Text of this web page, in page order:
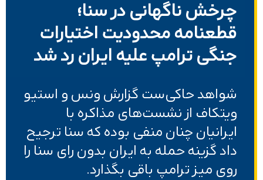
چرخش ناگهانی در سنا؛
قطعنامه محدودیت اختیارات
جنگی ترامپ علیه ایران رد شد
شواهد حاکی‌ست گزارش ونس و استیو
ویتکاف از نشست‌های مذاکره با
ایرانیان چنان منفی بوده که سنا ترجیح
داد گزینه حمله به ایران بدون رای سنا را
روی میز ترامپ باقی بگذارد.